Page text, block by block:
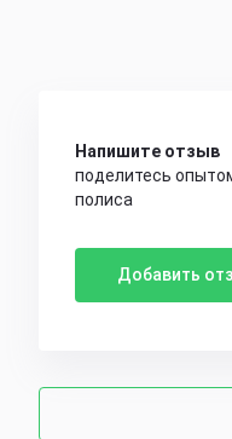
Напишите отзыв
поделитесь
полиса
Добавить